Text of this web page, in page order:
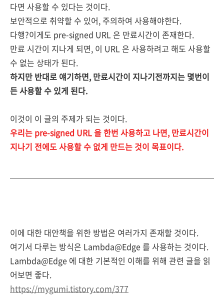
다면 사용할 수 있다는 것이다.
보안적으로 취약할 수 있어, 주의하여 사용해야한다.
다행?이게도 pre-signed URL 은 만료시간이 존재한다.
만료 시간이 지나게 되면, 이 URL 은 사용하려고 해도 사용할
수 없는 상태가 된다.
하지만 반대로 얘기하면, 만료시간이 지나기전까지는 몇번이
든 사용할 수 있게 된다.
이것이 이 글의 주제가 되는 것이다.
우리는 pre-signed URL 을 한번 사용하고 나면, 만료시간이
지나기 전에도 사용할 수 없게 만드는 것이 목표이다.
이에 대한 대안책을 위한 방법은 여러가지 존재할 것이다.
여기서 다루는 방식은 Lambda@Edge 를 사용하는 것이다.
Lambda@Edge 에 대한 기본적인 이해를 위해 관련 글을 읽
어보면 좋다.
https://mygumi.tistory.com/377